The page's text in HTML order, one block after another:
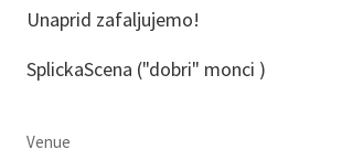
Unaprid zafaljujemo!
SplickaScena ("dobri" monci )
Venue